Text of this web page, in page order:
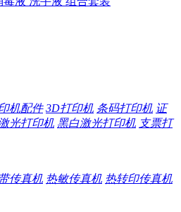
机配件 3D打印机 条码打印机 证
光打印机 黑白激光打印机 支票打
传真机 热敏传真机 热转印传真机